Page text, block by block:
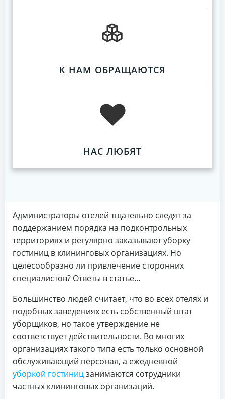
К НАМ ОБРАЩАЮТСЯ
НАС ЛЮБЯТ
Администраторы отелей тщательно следят за
поддержанием порядка на подконтрольных
территориях и регулярно заказывают уборку
гостиниц в клининговых организациях. Но
целесообразно ли привлечение сторонних
специалистов? Ответы в статье…
Большинство людей считает, что во всех отелях и
подобных заведениях есть собственный штат
уборщиков, но такое утверждение не
соответствует действительности. Во многих
организациях такого типа есть только основной
обслуживающий персонал, а ежедневной
уборкой гостиницзанимаются сотрудники
частных клининговых организаций.